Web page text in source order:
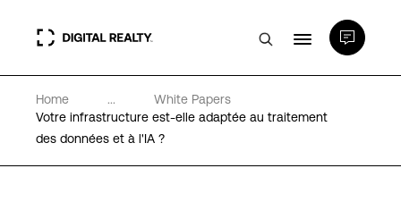
Data Centers
PlatformDIGITAL®
Home ...
White Papers
Votre infrastructure est-elle adaptée au traitement
des données et à l'IA ?